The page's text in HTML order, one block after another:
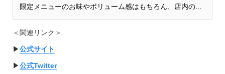
限定メニューのお味やボリューム感はもちろん、店内の...
＜関連リンク＞
▶︎公式サイト
▶︎公式Twitter